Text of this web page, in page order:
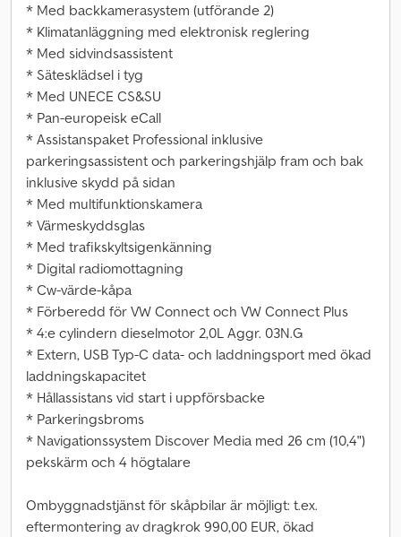
* Med backkamerasystem (utförande 2)
* Klimatanläggning med elektronisk reglering
* Med sidvindsassistent
* Sätesklädsel i tyg
* Med UNECE CS&SU
* Pan-europeisk eCall
* Assistanspaket Professional inklusive
parkeringsassistent och parkeringshjälp fram och bak
inklusive skydd på sidan
* Med multifunktionskamera
* Värmeskyddsglas
* Med trafikskyltsigenkänning
* Digital radiomottagning
* Cw-värde-kåpa
* Förberedd för VW Connect och VW Connect Plus
* 4:e cylindern dieselmotor 2,0L Aggr. 03N.G
* Extern, USB Typ-C data- och laddningsport med ökad
laddningskapacitet
* Hållassistans vid start i uppförsbacke
* Parkeringsbroms
* Navigationssystem Discover Media med 26 cm (10,4")
pekskärm och 4 högtalare
Ombyggnadstjänst för skåpbilar är möjligt: t.ex.
eftermontering av dragkrok 990,00 EUR, ökad